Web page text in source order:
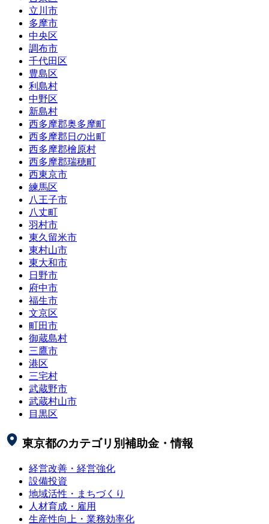
立川市
多摩市
中央区
調布市
千代田区
豊島区
利島村
中野区
新島村
西多摩郡奥多摩町
西多摩郡日の出町
西多摩郡檜原村
西多摩郡瑞穂町
西東京市
練馬区
八王子市
八丈町
羽村市
東久留米市
東村山市
東大和市
日野市
府中市
福生市
文京区
町田市
御蔵島村
三鷹市
港区
三宅村
武蔵野市
武蔵村山市
目黒区
東京都のカテゴリ別補助金・情報
経営改善・経営強化
設備投資
地域活性・まちづくり
人材育成・雇用
生産性向上・業務効率化